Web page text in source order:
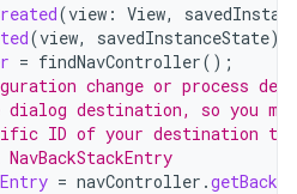
(view : View,
(view, savedInstanceState)
= findNavController();
change or process
destination, so you
ID of your destination to
= navController .